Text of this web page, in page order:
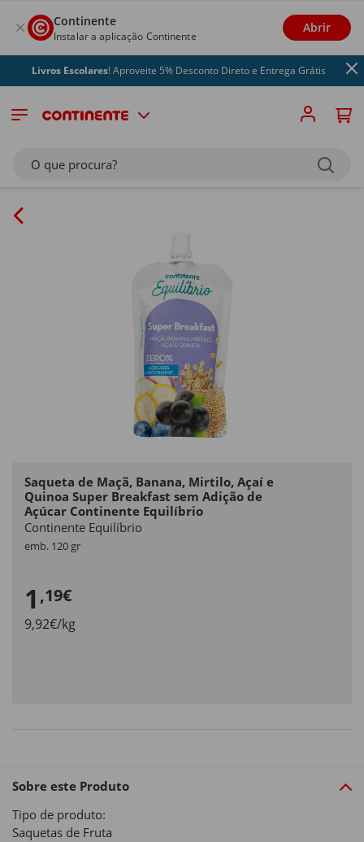
Continente
Instalar a aplicação Continente
Abrir
Livros Escolares! Aproveite 5% Desconto Direto e Entrega Grátis
O que procura?
Saqueta de Maçã, Banana, Mirtilo, Açaí e
Quinoa Super Breakfast sem Adição de
Açúcar Continente Equilíbrio
Continente Equilíbrio
emb. 120 gr
1 ,19€
9,92€/kg
Sobre este Produto
Tipo de produto:
Saquetas de Fruta